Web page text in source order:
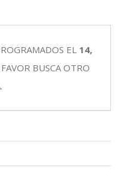
EL 14,
BUSCA OTRO